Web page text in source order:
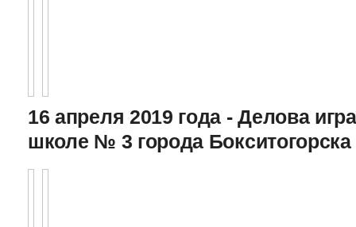
16 апреля 2019 года - Делова
школе № 3 города Бокситогорска